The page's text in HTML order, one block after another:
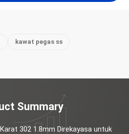
kawat pegas ss
Summary
302 1.8mm Direkayasa untuk